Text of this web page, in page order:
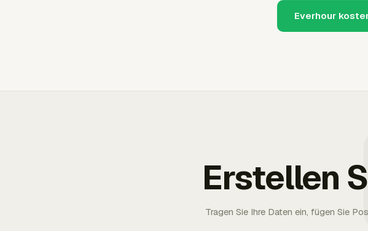
Everhour
Erstellen
Tragen Sie Ihre Daten ein, fügen Sie